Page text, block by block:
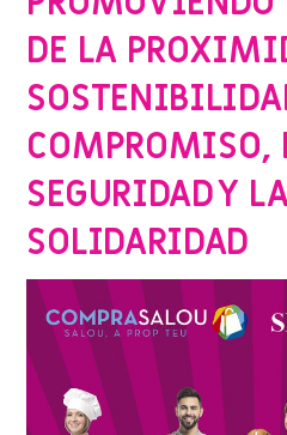
DE LA
COMPROMISO,
SEGURIDAD Y LA
SOLIDARIDAD